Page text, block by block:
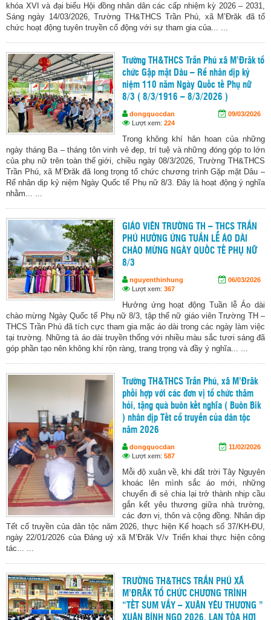
khóa XVI và đại biểu Hội đồng nhân dân các cấp nhiệm kỳ 2026 – 2031,
Sáng ngày 14/03/2026, Trường TH&THCS Trần Phú, xã M’Đrăk đã tổ
chức hoạt động tuyên truyền cổ động với sự tham gia của... ...
Trường TH&THCS Trần Phú xã M’Đrăk tổ
chức Gặp mặt Dâu – Rể nhân dịp kỷ
niệm 110 năm Ngày Quốc tế Phụ nữ
8/3 ( 8/3/1916 – 8/3/2026 )
dongquocdan
09/03/2026
Lượt xem: 224
Trong không khí hân hoan của những
ngày tháng Ba – tháng tôn vinh vẻ đẹp, trí tuệ và những đóng góp to lớn
của phụ nữ trên toàn thế giới, chiều ngày 08/3/2026, Trường TH&THCS
Trần Phú, xã M’Đrăk đã long trọng tổ chức chương trình Gặp mặt Dâu –
Rể nhân dịp kỷ niệm Ngày Quốc tế Phụ nữ 8/3. Đây là hoạt động ý nghĩa
nhằm... ...
GIÁO VIÊN TRƯỜNG TH – THCS TRẦN
PHÚ HƯỞNG ỨNG TUẦN LỄ ÁO DÀI
CHÀO MỪNG NGÀY QUỐC TẾ PHỤ NỮ
8/3
nguyenthinhung
06/03/2026
Lượt xem: 367
Hưởng ứng hoạt động Tuần lễ Áo dài
chào mừng Ngày Quốc tế Phụ nữ 8/3, tập thể nữ giáo viên Trường TH –
THCS Trần Phú đã tích cực tham gia mặc áo dài trong các ngày làm việc
tại trường. Những tà áo dài truyền thống với nhiều màu sắc tươi sáng đã
góp phần tạo nên không khí rộn ràng, trang trọng và đầy ý nghĩa... ...
Trường TH&THCS Trần Phú, xã M’Đrăk
phối hợp với các đơn vị tổ chức thăm
hỏi, tặng quà buôn kết nghĩa ( Buôn Bik
) nhân dịp Tết cổ truyền của dân tộc
năm 2026
dongquocdan
11/02/2026
Lượt xem: 587
Mỗi độ xuân về, khi đất trời Tây Nguyên
khoác lên mình sắc áo mới, những
chuyến đi sẻ chia lại trở thành nhịp cầu
gắn kết yêu thương giữa nhà trường,
các đơn vị, thôn và cộng đồng. Nhân dịp
Tết cổ truyền của dân tộc năm 2026, thực hiện Kế hoạch số 37/KH-ĐU,
ngày 22/01/2026 của Đảng uỷ xã M’Đrăk V/v Triển khai thực hiện công
tác... ...
TRƯỜNG TH&THCS TRẦN PHÚ XÃ
M’ĐRĂK TỔ CHỨC CHƯƠNG TRÌNH
“TẾT SUM VẦY – XUÂN YÊU THƯƠNG ”
XUÂN BÍNH NGỌ 2026, LAN TỎA HƠI